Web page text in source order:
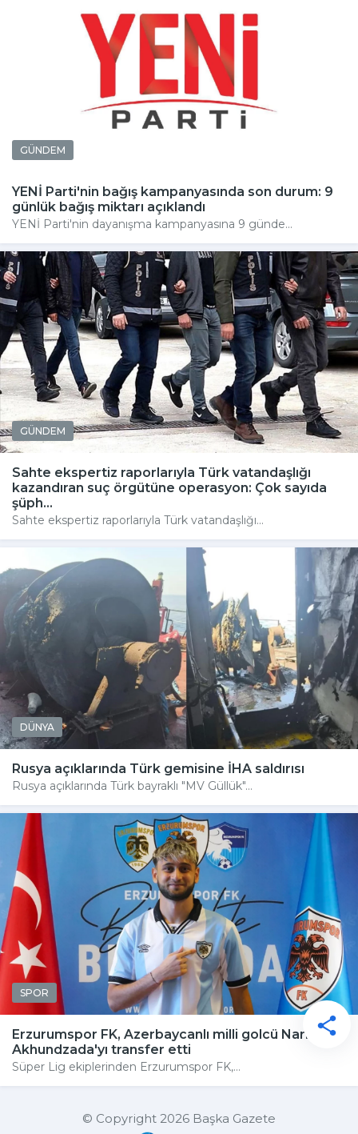
GÜNDEM
YENİ Parti'nin bağış kampanyasında son durum: 9
günlük bağış miktarı açıklandı
YENİ Parti'nin dayanışma kampanyasına 9 günde...
GÜNDEM
Sahte ekspertiz raporlarıyla Türk vatandaşlığı
kazandıran suç örgütüne operasyon: Çok sayıda
şüph...
Sahte ekspertiz raporlarıyla Türk vatandaşlığı...
DÜNYA
Rusya açıklarında Türk gemisine İHA saldırısı
Rusya açıklarında Türk bayraklı "MV Güllük"...
SPOR
Erzurumspor FK, Azerbaycanlı milli golcü Nariman
Akhundzada'yı transfer etti
Süper Lig ekiplerinden Erzurumspor FK,...
© Copyright 2026 Başka Gazete